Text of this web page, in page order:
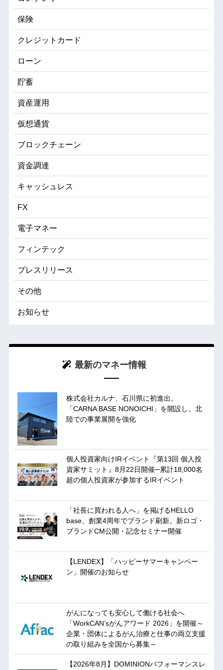
保険
クレジットカード
ローン
貯蓄
資産運用
仮想通貨
ブロックチェーン
資金調達
キャッシュレス
FX
電子マネー
フィンテック
プレスリリース
その他
お知らせ
最新のマネー情報
株式会社カルナ、石川県に初進出。
「CARNA BASE NONOICHI」を開設し、北
陸での事業展開を強化
個人投資家向けIRイベント『第13回 個人投
資家サミット』8月22日開催─累計18,000名
超の個人投資家が参加するIRイベント
「社長に買われる人へ」を掲げるHELLO
base、創業4周年でブランド刷新。新ロゴ・
ブランドCM公開・記念セミナー開催
【LENDEX】「ハッピーサマーキャンペー
ン」開催のお知らせ
がんになっても安心して働ける社会へ
「WorkCAN’sがんアワード 2026」を開催～
企業・団体によるがん治療と仕事の両立支援
の取り組みを全国から募集～
【2026年8月】DOMINIONパフォーマンスレ